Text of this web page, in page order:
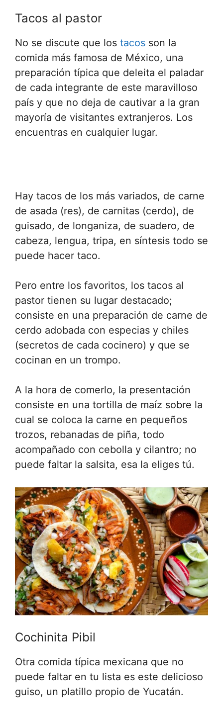
Tacos al pastor
No se discute que los tacos son la
comida más famosa de México, una
preparación típica que deleita el paladar
de cada integrante de este maravilloso
país y que no deja de cautivar a la gran
mayoría de visitantes extranjeros. Los
encuentras en cualquier lugar.
Hay tacos de los más variados, de carne
de asada (res), de carnitas (cerdo), de
guisado, de longaniza, de suadero, de
cabeza, lengua, tripa, en síntesis todo se
puede hacer taco.
Pero entre los favoritos, los tacos al
pastor tienen su lugar destacado;
consiste en una preparación de carne de
cerdo adobada con especias y chiles
(secretos de cada cocinero) y que se
cocinan en un trompo.
A la hora de comerlo, la presentación
consiste en una tortilla de maíz sobre la
cual se coloca la carne en pequeños
trozos, rebanadas de piña, todo
acompañado con cebolla y cilantro; no
puede faltar la salsita, esa la eliges tú.
Cochinita Pibil
Otra comida típica mexicana que no
puede faltar en tu lista es este delicioso
guiso, un platillo propio de Yucatán.